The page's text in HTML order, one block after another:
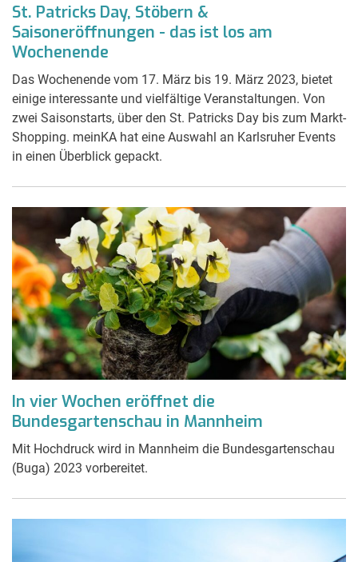
St. Patricks Day, Stöbern &
Saisoneröffnungen - das ist los am
Wochenende
Das Wochenende vom 17. März bis 19. März 2023, bietet
einige interessante und vielfältige Veranstaltungen. Von
zwei Saisonstarts, über den St. Patricks Day bis zum Markt-
Shopping. meinKA hat eine Auswahl an Karlsruher Events
in einen Überblick gepackt.
In vier Wochen eröffnet die
Bundesgartenschau in Mannheim
Mit Hochdruck wird in Mannheim die Bundesgartenschau
(Buga) 2023 vorbereitet.